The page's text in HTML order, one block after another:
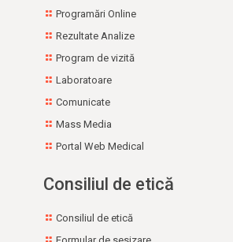
Programări Online
Rezultate Analize
Program de vizită
Laboratoare
Comunicate
Mass Media
Portal Web Medical
Consiliul de etică
Consiliul de etică